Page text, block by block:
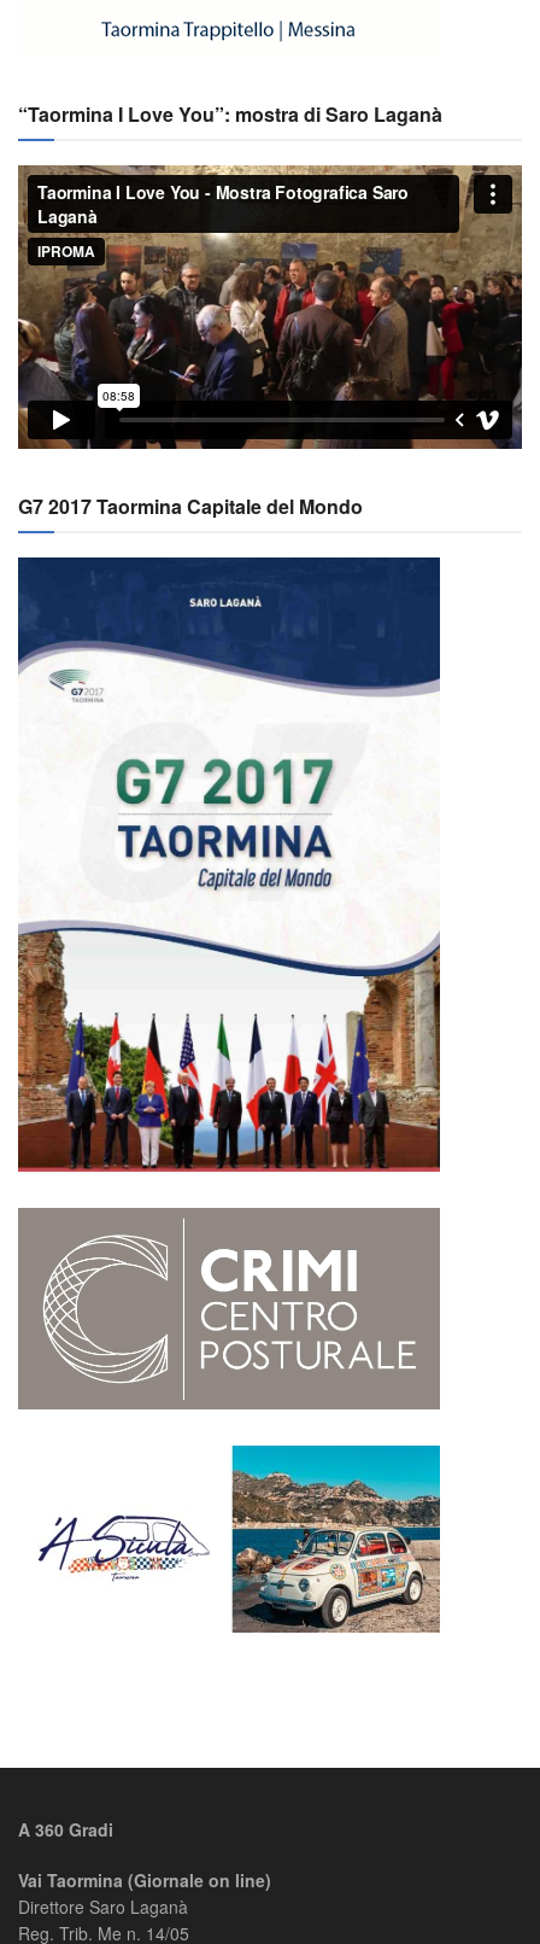
“Taormina I Love You”: mostra di Saro Laganà
G7 2017 Taormina Capitale del Mondo
A 360 Gradi
Vai Taormina (Giornale on line)
Direttore Saro Laganà
Reg. Trib. Me n. 14/05